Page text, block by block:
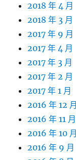
2018 年 4 月
2018 年 3 月
2017 年 9 月
2017 年 4 月
2017 年 3 月
2017 年 2 月
2017 年 1 月
2016 年 12 月
2016 年 11 月
2016 年 10 月
2016 年 9 月